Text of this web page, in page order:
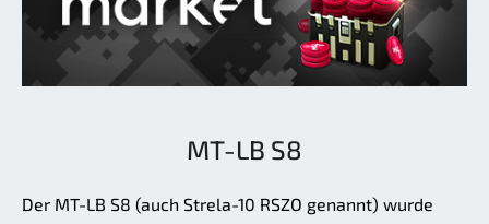
MT-LB S8
Der MT-LB S8 (auch Strela-10 RSZO genannt) wurde